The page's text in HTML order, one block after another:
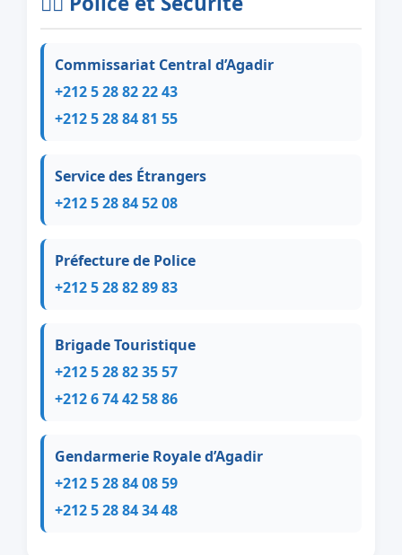
Commissariat Central d’Agadir
+212 5 28 82 22 43
+212 5 28 84 81 55
Service des Étrangers
+212 5 28 84 52 08
Préfecture de Police
+212 5 28 82 89 83
Brigade Touristique
+212 5 28 82 35 57
+212 6 74 42 58 86
Gendarmerie Royale d’Agadir
+212 5 28 84 08 59
+212 5 28 84 34 48